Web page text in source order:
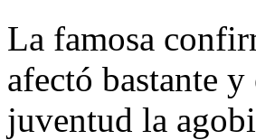
La famosa
afectó bastante
juventud la